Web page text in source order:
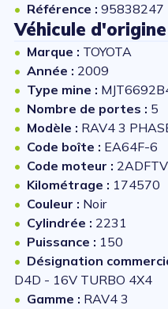
Référence : 95838247
Véhicule d'origine
Marque : TOYOTA
Année : 2009
Type mine :
Nombre de portes : 5
Modèle : RAV4 3
Code boîte : EA64F-6
Code moteur : 2ADFTV
Kilométrage : 174570
Couleur : Noir
Cylindrée : 2231
Puissance : 150
Désignation
D4D - 16V TURBO 4X4
Gamme : RAV4 3